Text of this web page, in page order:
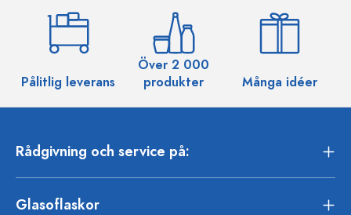
Pålitlig leverans
Över 2 000
produkter
Många idéer
Rådgivning och service på:
Glasoflaskor